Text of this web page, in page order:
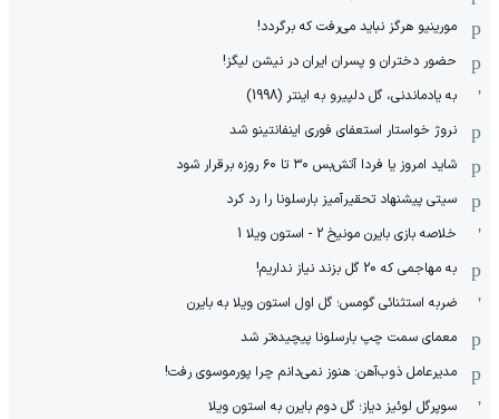
مورینیو هرگز نباید می‌رفت که برگردد!
حضور دختران و پسران ایران در نیشن لیگز!
به یادماندنی، گل دلپیرو به اینتر (1998)
نروژ خواستار استعفای فوری اینفانتینو شد
شاید امروز یا فردا آتش‌بس ۳۰ تا ۶۰ روزه برقرار شود
سیتی پیشنهاد تحقیرآمیز بارسلونا را رد کرد
خلاصه بازی بایرن مونیخ 2 - استون ویلا 1
به مهاجمی که 20 گل بزند نیاز نداریم!
ضربه استثنائی گومس؛ گل اول استون ویلا به بایرن
معمای سمت چپ بارسلونا پیچیده‌تر شد
مدیرعامل ذوب‌آهن: هنوز نمی‌دانم چرا پورموسوی رفت!
سوپرگل لوئیز دیاز؛ گل دوم بایرن به استون ویلا